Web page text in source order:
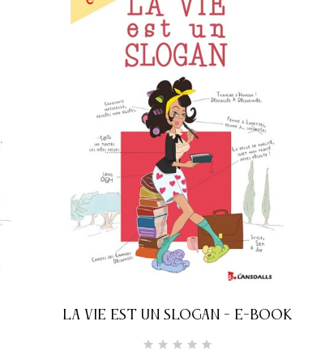
LA VIE EST UN SLOGAN - E-BOOK